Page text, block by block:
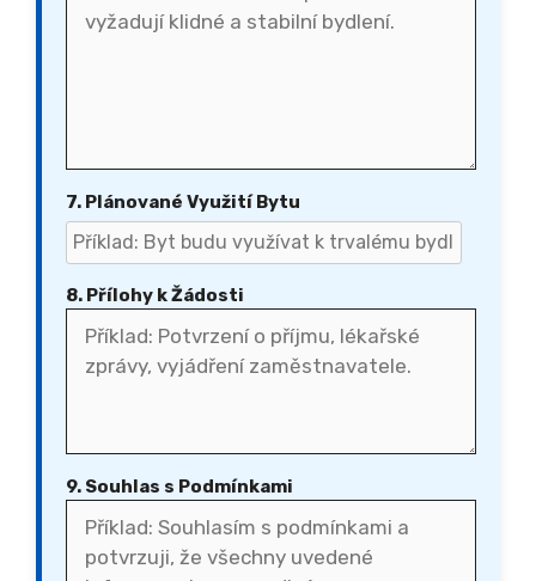
7. Plánované Využití Bytu
8. Přílohy k Žádosti
9. Souhlas s Podmínkami